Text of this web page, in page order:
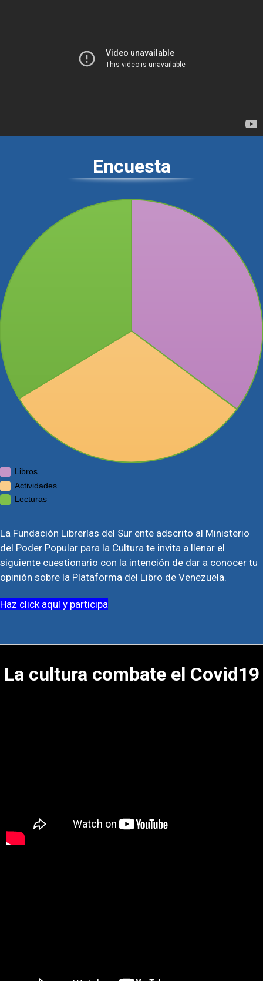
Encuesta
Libros
Actividades
Lecturas
La Fundación Librerías del Sur ente adscrito al Ministerio
del Poder Popular para la Cultura te invita a llenar el
siguiente cuestionario con la intención de dar a conocer tu
opinión sobre la Plataforma del Libro de Venezuela.
Haz click aquí y participa
La cultura combate el Covid19